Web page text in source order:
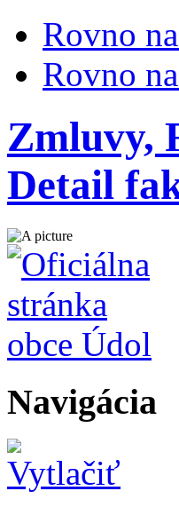
Rovno
Rovno
Zmluvy,
Detail
Navigácia